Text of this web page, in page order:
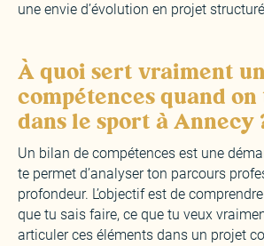
une envie d’évolution en projet
À quoi sert vraiment
compétences quand
dans le sport à Annecy
Un bilan de compétences est une
te permet d’analyser ton parcours
profondeur. L’objectif est de
que tu sais faire, ce que tu veux
articuler ces éléments dans un projet